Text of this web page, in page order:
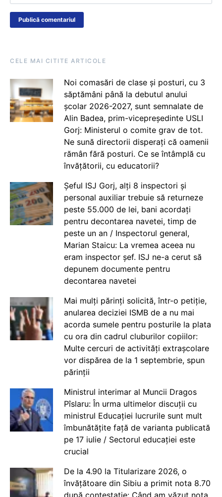
CELE MAI CITITE ARTICOLE
Noi comasări de clase și posturi, cu 3
săptămâni până la debutul anului
școlar 2026-2027, sunt semnalate de
Alin Badea, prim-vicepreședinte USLI
Gorj: Ministerul o comite grav de tot.
Ne sună directorii disperați că oamenii
rămân fără posturi. Ce se întâmplă cu
învățătorii, cu educatorii?
Șeful ISJ Gorj, alți 8 inspectori și
personal auxiliar trebuie să returneze
peste 55.000 de lei, bani acordați
pentru decontarea navetei, timp de
peste un an / Inspectorul general,
Marian Staicu: La vremea aceea nu
eram inspector șef. ISJ ne-a cerut să
depunem documente pentru
decontarea navetei
Mai mulți părinți solicită, într-o petiție,
anularea deciziei ISMB de a nu mai
acorda sumele pentru posturile la plata
cu ora din cadrul cluburilor copiilor:
Multe cercuri de activități extrașcolare
vor dispărea de la 1 septembrie, spun
părinții
Ministrul interimar al Muncii Dragos
Pîslaru: În urma ultimelor discuții cu
ministrul Educației lucrurile sunt mult
îmbunătățite față de varianta publicată
pe 17 iulie / Sectorul educației este
crucial
De la 4.90 la Titularizare 2026, o
învățătoare din Sibiu a primit nota 8.70
după contestație: Când am văzut nota